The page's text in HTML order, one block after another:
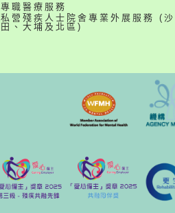
專職醫療服務
私營殘疾人士院舍專業外展服務 (沙
田、大埔及北區)